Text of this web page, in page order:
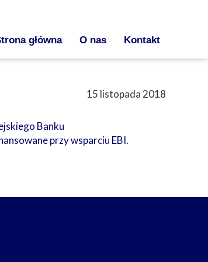
15 listopada 2018
Banku
przy wsparciu EBI.
główna O nas Kontakt